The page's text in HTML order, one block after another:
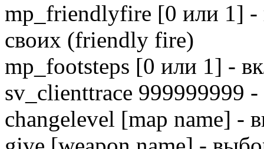
mp_friendlyfire [0 или 1] -
своих (friendly fire)
mp_footsteps [0 или 1] -
sv_clienttrace 999999999
changelevel [map name] -